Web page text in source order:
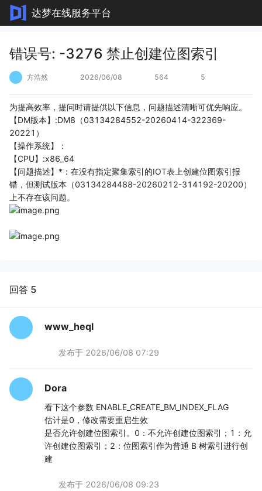
达梦在线服务平台
错误号: -3276 禁止创建位图索引
方浩然 2026/06/08 564 5
为提高效率，提问时请提供以下信息，问题描述清晰可优先响应。
【DM版本】:DM8（03134284552-20260414-322369-
20221）
【操作系统】：
【CPU】:x86_64
【问题描述】*：在没有指定聚集索引的IOT表上创建位图索引报
错，但测试版本（03134284488-20260212-314192-20200）
上不存在该问题。
回答 5
www_heql
发布于 2026/06/08 07:29
Dora
看下这个参数 ENABLE_CREATE_BM_INDEX_FLAG
估计是0，修改需要重启生效
是否允许创建位图索引。0：不允许创建位图索引；1：允
许创建位图索引；2：位图索引作为普通 B 树索引进行创
建
发布于 2026/06/08 09:23